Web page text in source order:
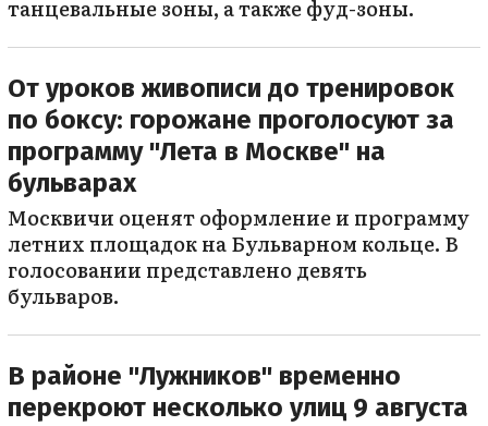
танцевальные зоны, а также фуд-зоны.
От уроков живописи до тренировок
по боксу: горожане проголосуют за
программу "Лета в Москве" на
бульварах
Москвичи оценят оформление и программу
летних площадок на Бульварном кольце. В
голосовании представлено девять
бульваров.
В районе "Лужников" временно
перекроют несколько улиц 9 августа